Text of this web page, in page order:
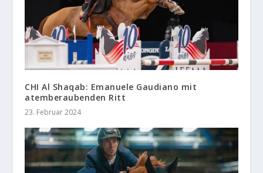
CHI Al Shaqab: Emanuele Gaudiano mit
atemberaubenden Ritt
23. Februar 2024